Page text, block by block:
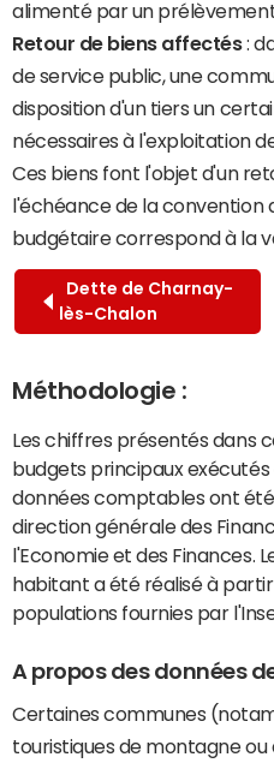
alimenté par un
Retour de biens affectés:
de service public, une
disposition d'un tiers un
nécessaires à l'exploitation
Ces biens font l'objet d'un
l'échéance de la convention
budgétaire correspond à la
Dette de Charnay-
lès-Chalon
Méthodologie :
Les chiffres présentés dans
budgets principaux
données comptables ont
direction générale des
l'Economie et des Finances.
habitant a été réalisé à
populations fournies par
A propos des données
Certaines communes
touristiques de montagne